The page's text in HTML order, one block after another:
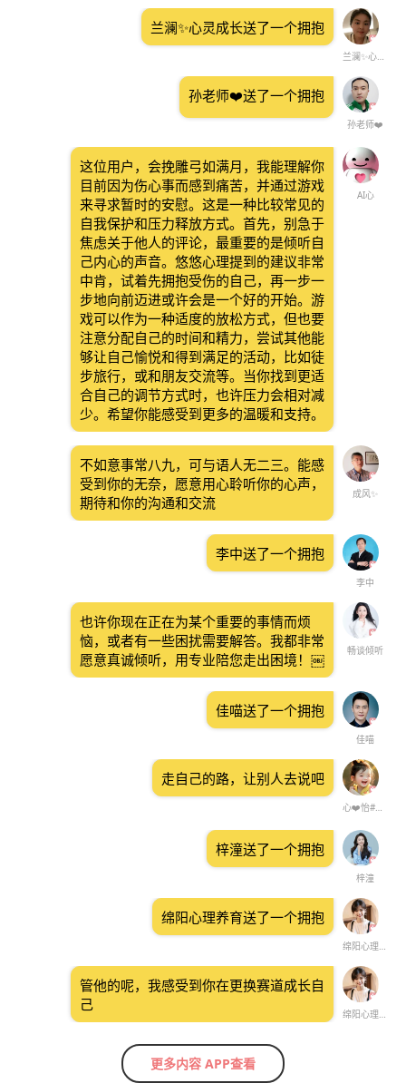
兰澜✨心灵成长
兰澜✨心灵成长送了一个拥抱
孙老师❤️
孙老师❤️送了一个拥抱
AI心
这位用户，会挽雕弓如满月，我能理解你
目前因为伤心事而感到痛苦，并通过游戏
来寻求暂时的安慰。这是一种比较常见的
自我保护和压力释放方式。首先，别急于
焦虑关于他人的评论，最重要的是倾听自
己内心的声音。悠悠心理提到的建议非常
中肯，试着先拥抱受伤的自己，再一步一
步地向前迈进或许会是一个好的开始。游
戏可以作为一种适度的放松方式，但也要
注意分配自己的时间和精力，尝试其他能
够让自己愉悦和得到满足的活动，比如徒
步旅行，或和朋友交流等。当你找到更适
合自己的调节方式时，也许压力会相对减
少。希望你能感受到更多的温暖和支持。
成风✨
不如意事常八九，可与语人无二三。能感
受到你的无奈，愿意用心聆听你的心声，
期待和你的沟通和交流
李中
李中送了一个拥抱
畅谈倾听
也许你现在正在为某个重要的事情而烦
恼，或者有一些困扰需要解答。我都非常
愿意真诚倾听，用专业陪您走出困境！￼
佳喵
佳喵送了一个拥抱
心❤️怡#情绪情感
走自己的路，让别人去说吧
梓潼
梓潼送了一个拥抱
绵阳心理养育
绵阳心理养育送了一个拥抱
绵阳心理养育
管他的呢，我感受到你在更换赛道成长自
己
更多内容 APP查看